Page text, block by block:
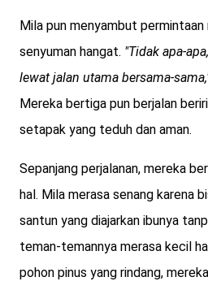
Mila pun menyambut
senyuman hangat. "Tidak apa-
lewat jalan utama bersama-
Mereka bertiga pun berjalan
setapak yang teduh dan aman.
Sepanjang perjalanan, mereka
hal. Mila merasa senang karena
santun yang diajarkan ibunya
teman-temannya merasa kecil
pohon pinus yang rindang,